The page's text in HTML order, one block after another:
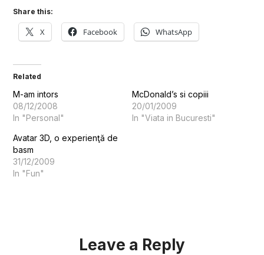
Share this:
X Facebook WhatsApp
Related
M-am intors
08/12/2008
In "Personal"
McDonald’s si copiii
20/01/2009
In "Viata in Bucuresti"
Avatar 3D, o experienţă de
basm
31/12/2009
In "Fun"
Leave a Reply